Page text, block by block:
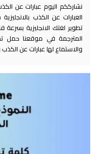
نشارككم اليوم عبارات عن
العبارات عن الكذب
تطوير لغتك الانجليزية
المترجمة في موقعنا حمل
والاستماع لها عبارات عن